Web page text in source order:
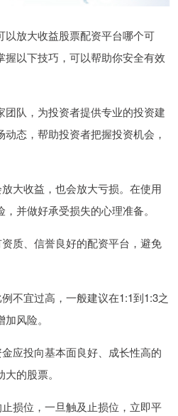
放大收益股票配资平台哪个可
以下技巧，可以帮助你安全有效
队，为投资者提供专业的投资建
态，帮助投资者把握投资机会，
大收益，也会放大亏损。在使用
并做好承受损失的心理准备。
质、信誉良好的配资平台，避免
不宜过高，一般建议在1:1到1:3之
风险。
应投向基本面良好、成长性高的
的股票。
损位，一旦触及止损位，立即平